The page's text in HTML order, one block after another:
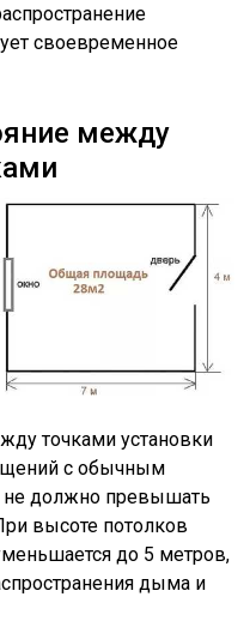
своевременное
между
точками установки
с обычным
не должно превышать
высоте потолков
до 5 метров,
дыма и